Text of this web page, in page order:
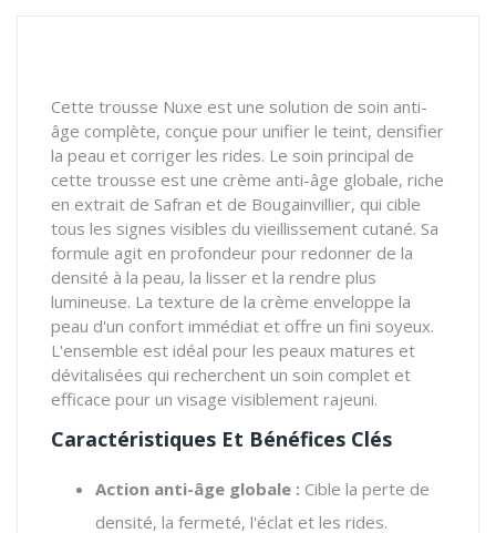
Cette trousse Nuxe est une solution de soin anti-
âge complète, conçue pour unifier le teint, densifier
la peau et corriger les rides. Le soin principal de
cette trousse est une crème anti-âge globale, riche
en extrait de Safran et de Bougainvillier, qui cible
tous les signes visibles du vieillissement cutané. Sa
formule agit en profondeur pour redonner de la
densité à la peau, la lisser et la rendre plus
lumineuse. La texture de la crème enveloppe la
peau d'un confort immédiat et offre un fini soyeux.
L'ensemble est idéal pour les peaux matures et
dévitalisées qui recherchent un soin complet et
efficace pour un visage visiblement rajeuni.
Caractéristiques Et Bénéfices Clés
Action anti-âge globale : Cible la perte de
densité, la fermeté, l'éclat et les rides.